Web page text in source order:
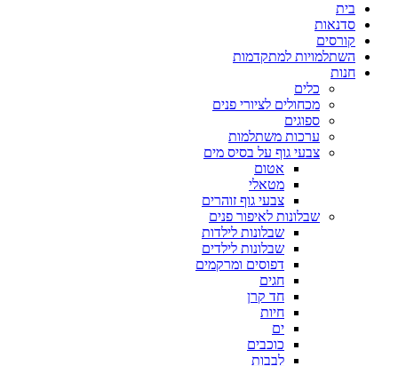
בית
סדנאות
קורסים
השתלמויות למתקדמות
חנות
כלים
מכחולים לציורי פנים
ספוגים
ערכות משתלמות
צבעי גוף על בסיס מים
אטום
מטאלי
צבעי גוף זוהרים
שבלונות לאיפור פנים
שבלונות לילדות
שבלונות לילדים
דפוסים ומרקמים
חגים
חד קרן
חיות
ים
כוכבים
לבבות